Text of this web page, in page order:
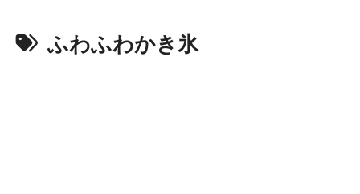
ふわふわかき氷